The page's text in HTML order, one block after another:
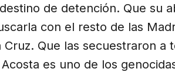
de detención. Que su
con el resto de las
Cruz. Que las secuestraron a
es uno de los